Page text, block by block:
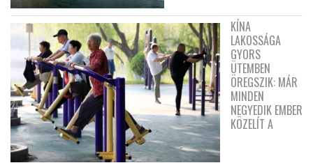
KÍNA
LAKOSSÁGA
GYORS
ÜTEMBEN
ÖREGSZIK: MÁR
MINDEN
NEGYEDIK EMBER
KÖZELÍT A